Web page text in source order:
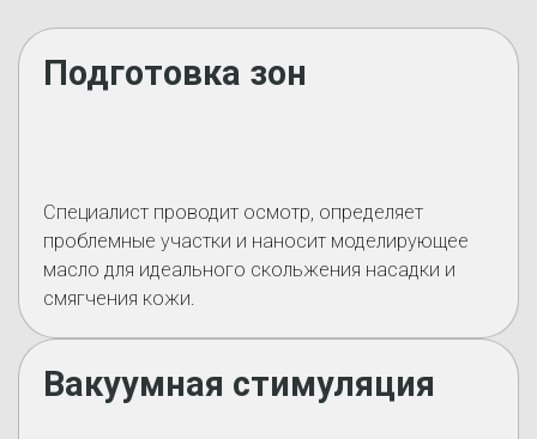
Подготовка зон
Специалист проводит осмотр, определяет
проблемные участки и наносит моделирующее
масло для идеального скольжения насадки и
смягчения кожи.
Вакуумная стимуляция